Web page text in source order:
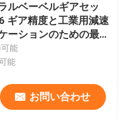
ルベーベルギアセッ
ギア精度と工業用減速
ーションのための最
率
可能
能
お問い合わせ